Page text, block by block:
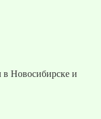
Новосибирске и